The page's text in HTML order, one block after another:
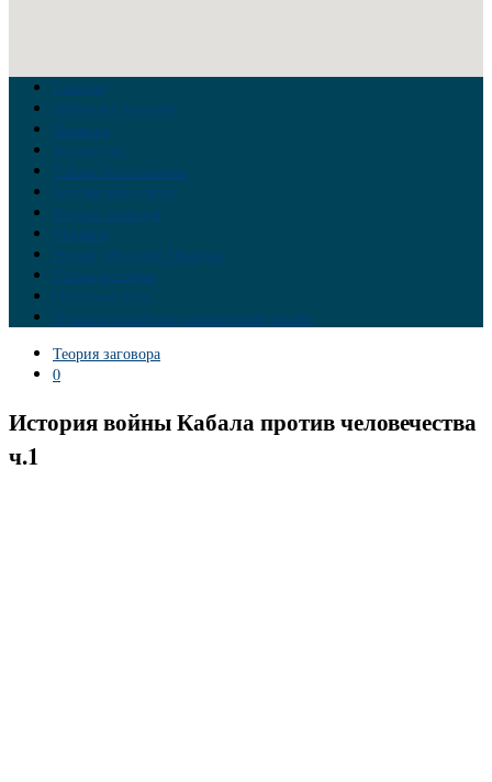
Главная
Война на Украине
Новости
Аналитика
Тайны Геополитики
Российские элиты
Теория заговора
Украина
Новый Мировой Порядок
Тайны истории
Обратная связь
Правила комментирования материалов
Теория заговора
0
История войны Кабала против человечества
ч.1